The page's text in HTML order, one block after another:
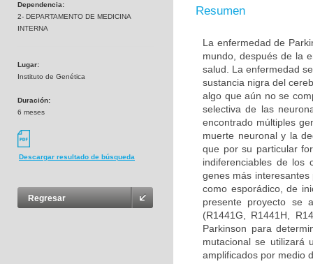
Dependencia:
2- DEPARTAMENTO DE MEDICINA
INTERNA
Lugar:
Instituto de Genética
Duración:
6 meses
Descargar resultado de búsqueda
Regresar
Resumen
La enfermedad de
mundo, después de la
salud. La enfermedad
sustancia nigra del
algo que aún no se
selectiva de las
encontrado múltiples
muerte neuronal y la
que por su particular
indiferenciables de los
genes más
como esporádico, de
presente proyecto se
(R1441G, R1441H,
Parkinson para
mutacional se utilizará
amplificados por medio